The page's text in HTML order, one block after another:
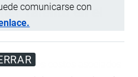
comunicarse con
Talento en el
los costos asociados